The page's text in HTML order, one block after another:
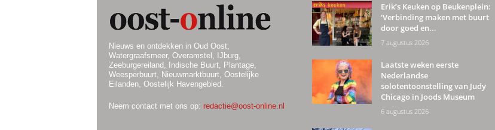
Nieuws en ontdekken in Oud Oost,
Watergraafsmeer, Overamstel, IJburg,
Zeeburgereiland, Indische Buurt, Plantage,
Weesperbuurt, Nieuwmarktbuurt, Oostelijke
Eilanden, Oostelijk Havengebied.
Neem contact met ons op: redactie@oost-online.nl
Erik’s Keuken op Beukenplein:
‘Verbinding maken met buurt
door goed en...
7 augustus 2026
Laatste weken eerste
Nederlandse
solotentoonstelling van Judy
Chicago in Joods Museum
6 augustus 2026